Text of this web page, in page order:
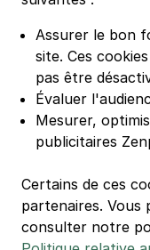
© Zenpark 2012 - 2026
Assurer le bon
site. Ces
pas être
Évaluer
Mesurer,
publicitaires
Certains de ces
partenaires. Vous
consulter notre